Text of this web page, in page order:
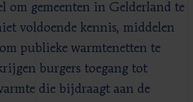
om gemeenten in Gelderland te
voldoende kennis, middelen
publieke warmtenetten te
burgers toegang tot
die bijdraagt aan de